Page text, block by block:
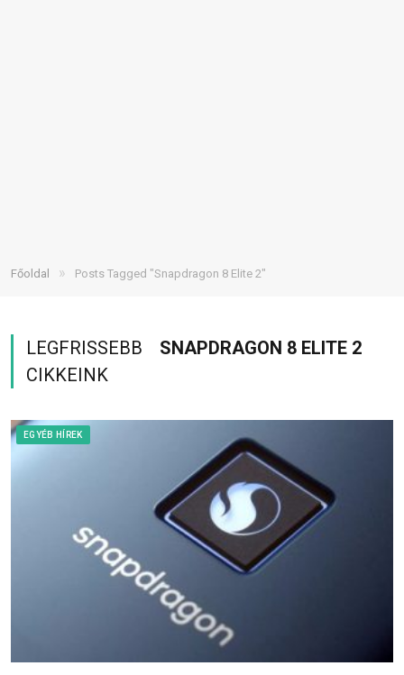
Főoldal » Posts Tagged "Snapdragon 8 Elite 2"
LEGFRISSEBB
SNAPDRAGON 8 ELITE 2
CIKKEINK
EGYÉB HÍREK